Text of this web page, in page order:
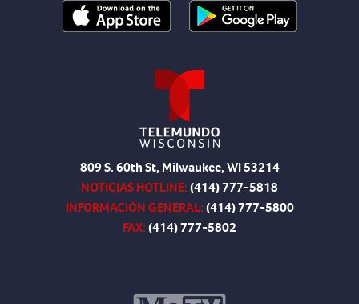
809 S. 60th St, Milwaukee, WI 53214
NOTICIAS HOTLINE:(414) 777-5818
INFORMACIÓN GENERAL:(414) 777-5800
FAX:(414) 777-5802